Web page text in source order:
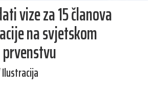
vize za 15 članova
na svjetskom